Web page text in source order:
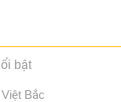
bật
Bắc